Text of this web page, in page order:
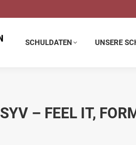
SCHULDATEN UNSERE
SYV – FEEL IT,